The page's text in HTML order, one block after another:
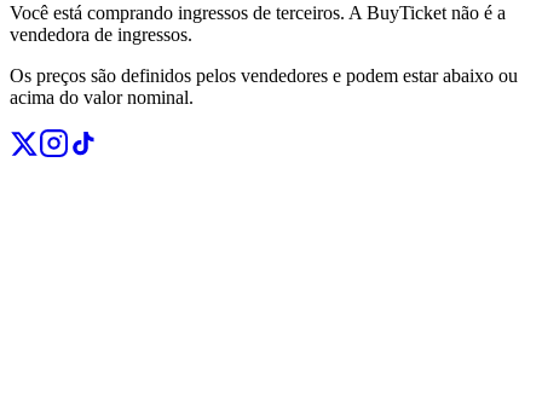
Você está comprando ingressos de terceiros. A BuyTicket não é a
vendedora de ingressos.
Os preços são definidos pelos vendedores e podem estar abaixo ou
acima do valor nominal.